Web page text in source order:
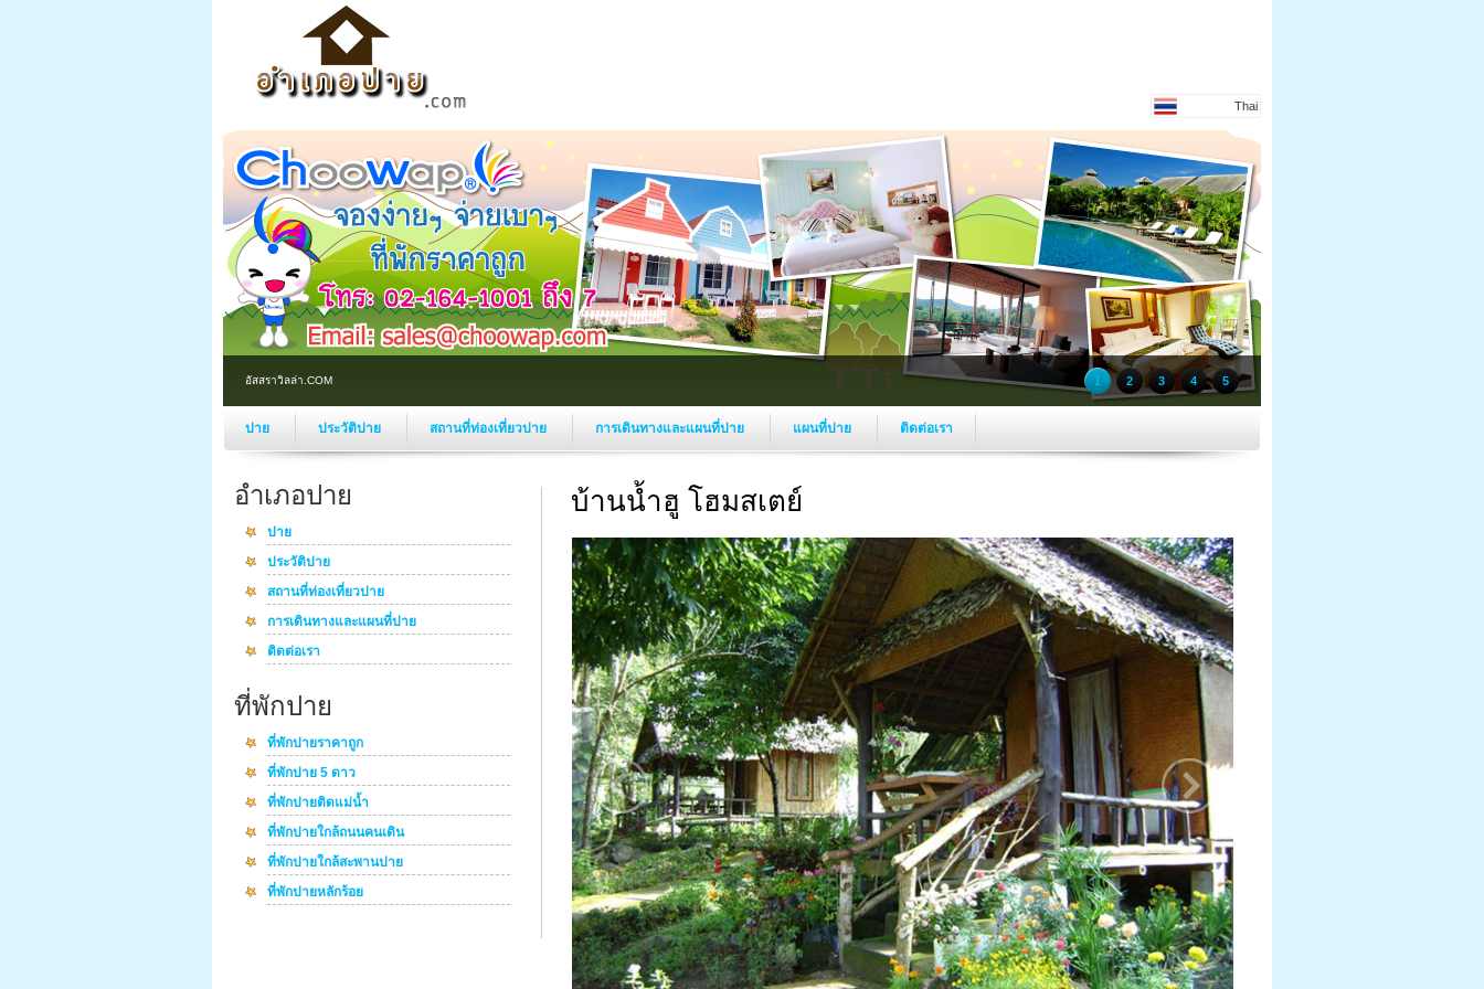
Thai
อัสสราวิลล่า.COM 1 2 3 4 5
ปาย ประวัติปาย สถานที่ท่องเที่ยวปาย การเดินทางและแผนที่ปาย แผนที่ปาย ติดต่อเรา
อำเภอปาย
ปาย
ประวัติปาย
สถานที่ท่องเที่ยวปาย
การเดินทางและแผนที่ปาย
ติดต่อเรา
ที่พักปาย
ที่พักปายราคาถูก
ที่พักปาย 5 ดาว
ที่พักปายติดแม่น้ำ
ที่พักปายใกล้ถนนคนเดิน
ที่พักปายใกล้สะพานปาย
ที่พักปายหลักร้อย
บ้านน้ำฮู โฮมสเตย์